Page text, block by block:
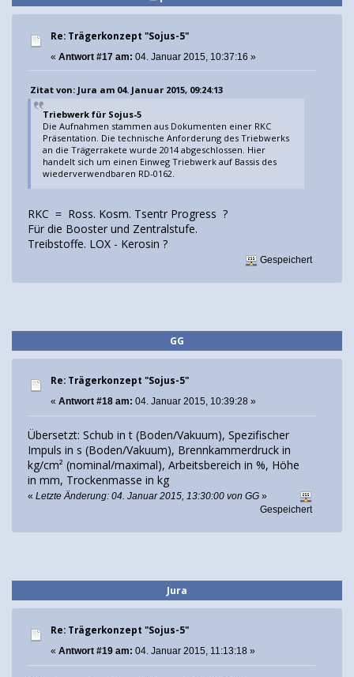
Re: Trägerkonzept "Sojus-5"
« Antwort #17 am: 04. Januar 2015, 10:37:16 »
Zitat von: Jura am 04. Januar 2015, 09:24:13
Triebwerk für Sojus-5
Die Aufnahmen stammen aus Dokumenten einer RKC
Präsentation. Die technische Anforderung des Triebwerks
an die Trägerrakete wurde 2014 abgeschlossen. Hier
handelt sich um einen Einweg Triebwerk auf Bassis des
wiederverwendbaren RD-0162.
RKC = Ross. Kosm. Tsentr Progress ?
Für die Booster und Zentralstufe.
Treibstoffe. LOX - Kerosin ?
Gespeichert
GG
Re: Trägerkonzept "Sojus-5"
« Antwort #18 am: 04. Januar 2015, 10:39:28 »
Übersetzt: Schub in t (Boden/Vakuum), Spezifischer
Impuls in s (Boden/Vakuum), Brennkammerdruck in
kg/cm² (nominal/maximal), Arbeitsbereich in %, Höhe
in mm, Trockenmasse in kg
« Letzte Änderung: 04. Januar 2015, 13:30:00 von GG »
Gespeichert
Jura
Re: Trägerkonzept "Sojus-5"
« Antwort #19 am: 04. Januar 2015, 11:13:18 »